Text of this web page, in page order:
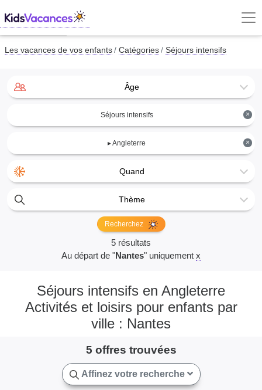
Les vacances de vos enfants Catégories Séjours intensifs
Âge
×
Séjours intensifs
×
▸ Angleterre
Quand
Thème
Recherchez
5 résultats
Au départ de "Nantes" uniquement x
Séjours intensifs en Angleterre
Activités et loisirs pour enfants par
ville : Nantes
5 offres trouvées
Affinez votre recherche